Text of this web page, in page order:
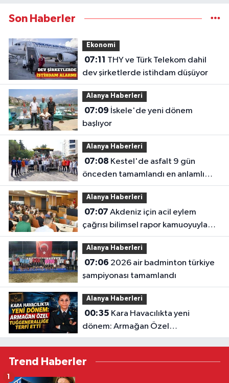
Son Haberler
Ekonomi
07:11
dev şirketlerde istihdam düşüyor
Alanya Haberleri
07:09
başlıyor
Alanya Haberleri
07:08
önceden tamamlandı en anlamlı
teşekkür iş makinesinin üzerine
bırakıldı
Alanya Haberleri
07:07
çağrısı bilimsel rapor kamuoyuyla
paylaşıldı: "akdeniz'i korumak
zorundayız"
Alanya Haberleri
07:06
şampiyonası tamamlandı
Alanya Haberleri
00:35
dönem: Armağan Özel
Tuğgeneralliğe terfi etti
Trend Haberler
1